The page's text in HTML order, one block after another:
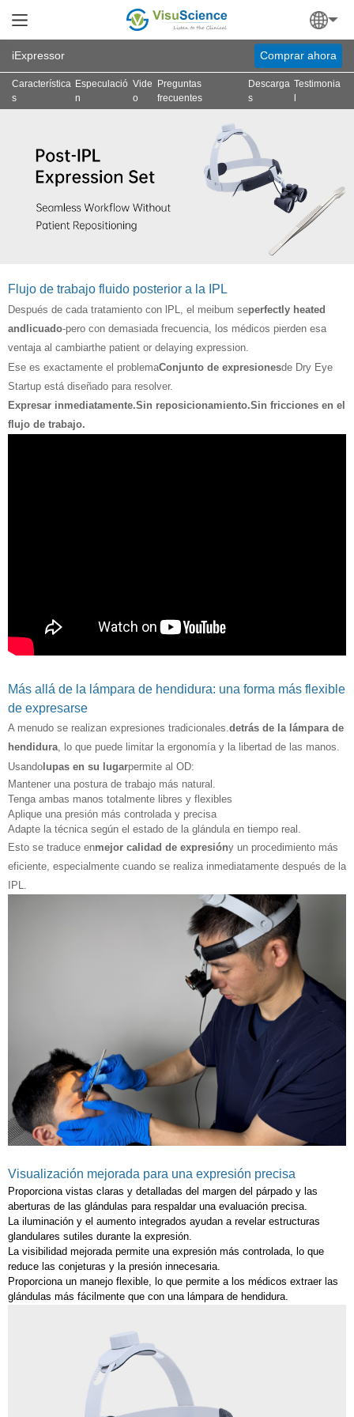
iExpressor Comprar ahora
Característica
s
Especulació
n
Vide
o
Preguntas
frecuentes
Descarga
s
Testimonia
Flujo de trabajo fluido posterior a la IPL
Después de cada tratamiento con lPL, el meibum seperfectly heated
and licuado-pero con demasiada frecuencia, los médicos pierden esa
ventaja al cambiarthe patient or delaying expression.
Ese es exactamente el problemaConjunto de expresionesde Dry Eye
Startup está diseñado para resolver.
Expresar inmediatamente.Sin reposicionamiento.Sin fricciones en el
flujo de trabajo.
Más allá de la lámpara de hendidura: una forma más flexible
de expresarse
A menudo se realizan expresiones tradicionales.detrás de la lámpara de
hendidura, lo que puede limitar la ergonomía y la libertad de las manos.
Usando lupas en su lugarpermite al OD:
Mantener una postura de trabajo más natural.
Tenga ambas manos totalmente libres y flexibles
Aplique una presión más controlada y precisa
Adapte la técnica según el estado de la glándula en tiempo real.
Esto se traduce enmejor calidad de expresióny un procedimiento más
eficiente, especialmente cuando se realiza inmediatamente después de la
IPL.
Visualización mejorada para una expresión precisa
Proporciona vistas claras y detalladas del margen del párpado y las
aberturas de las glándulas para respaldar una evaluación precisa.
La iluminación y el aumento integrados ayudan a revelar estructuras
glandulares sutiles durante la expresión.
La visibilidad mejorada permite una expresión más controlada, lo que
reduce las conjeturas y la presión innecesaria.
Proporciona un manejo flexible, lo que permite a los médicos extraer las
glándulas más fácilmente que con una lámpara de hendidura.